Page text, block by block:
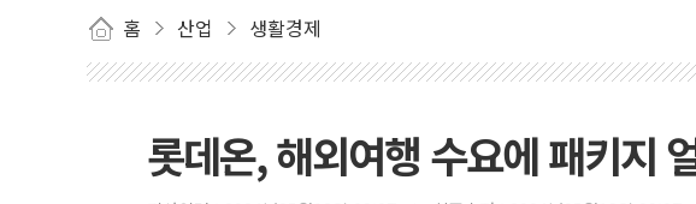
홈 산업 생활경제
롯데온, 해외여행 수요에 패키지